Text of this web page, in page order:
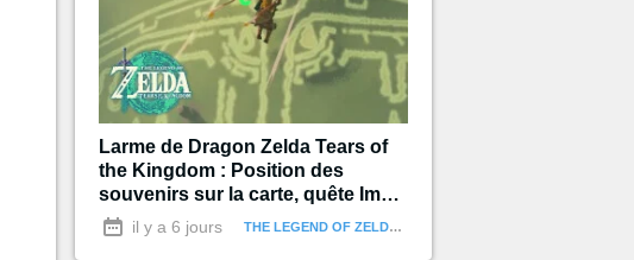
Larme de Dragon Zelda Tears of
the Kingdom : Position des
souvenirs sur la carte, quête Impa
et les Géoglyphes
il y a 6 jours THE LEGEND OF ZELDA : TEARS OF THE KINGDOM